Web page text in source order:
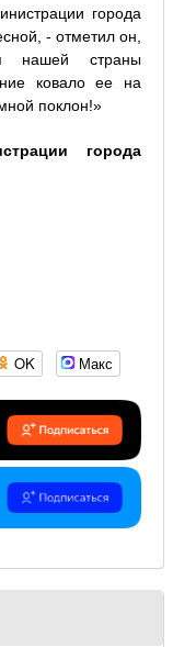
города
- отметил он,
страны
ковало ее на
поклон!»
города
OK Макс